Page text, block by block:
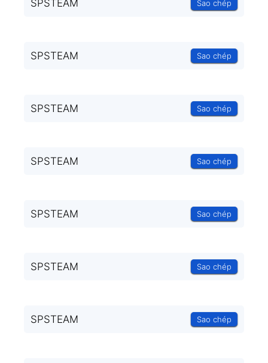
SPSTEAM Sao chép
SPSTEAM Sao chép
SPSTEAM Sao chép
SPSTEAM Sao chép
SPSTEAM Sao chép
SPSTEAM Sao chép
SPSTEAM Sao chép